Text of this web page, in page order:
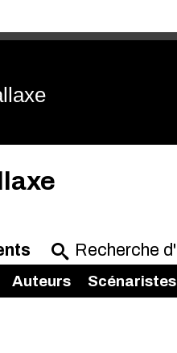
Auteurs Scénaristes